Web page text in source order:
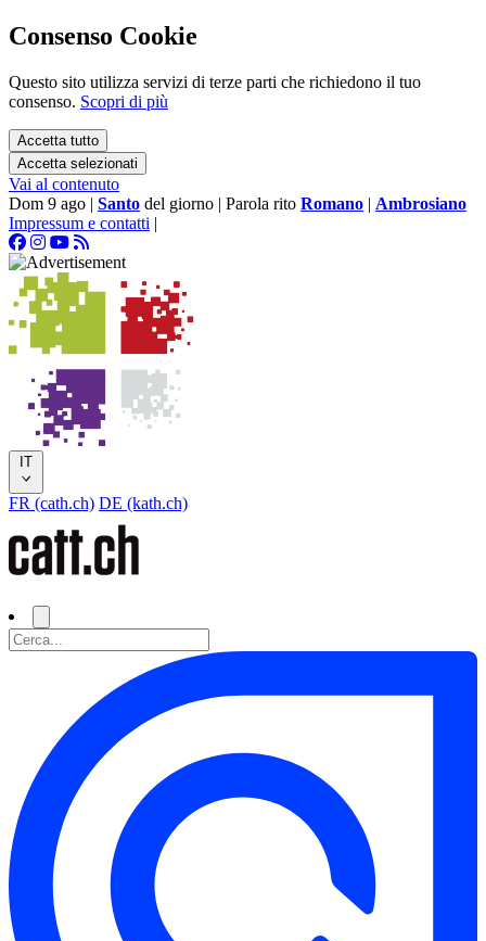
Consenso Cookie
Questo sito utilizza servizi di terze parti che richiedono il tuo
consenso. Scopri di più
Accetta tutto
Accetta selezionati
Vai al contenuto
Dom 9 ago | Santo del giorno | Parola rito Romano | Ambrosiano
Impressum e contatti |
IT
FR (cath.ch) DE (kath.ch)